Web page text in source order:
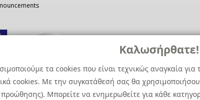
Καλωσήρθατε!
τα cookies που είναι τεχνικώς αναγκαία
cookies. Με την συγκατάθεσή σας θα
Μπορείτε να ενημερωθείτε για κάθε